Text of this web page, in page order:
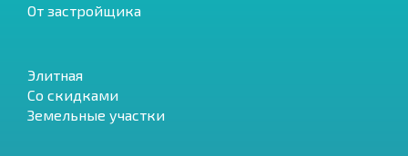
От застройщика
Элитная
Со скидками
Земельные участки